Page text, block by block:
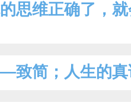
思维正确了，
致简；人生的